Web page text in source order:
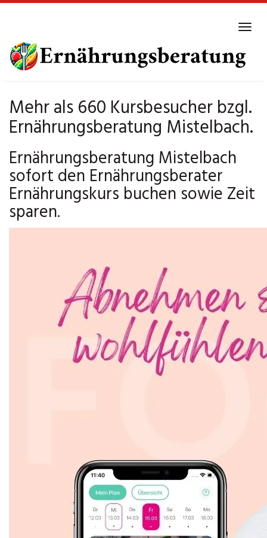
main
content
Mehr als 660 Kursbesucher bzgl.
Ernährungsberatung Mistelbach.
Ernährungsberatung Mistelbach
sofort den Ernährungsberater
Ernährungskurs buchen sowie Zeit
sparen.